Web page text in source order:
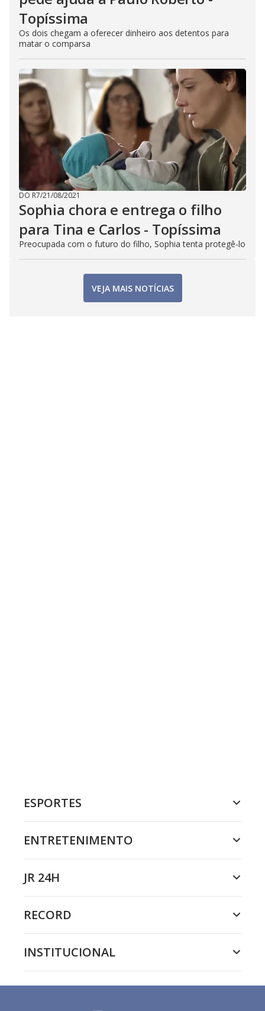
Topíssima
Os dois chegam a oferecer dinheiro aos detentos para
matar o comparsa
DO R7/21/08/2021
Sophia chora e entrega o filho
para Tina e Carlos - Topíssima
Preocupada com o futuro do filho, Sophia tenta protegê-lo
VEJA MAIS NOTÍCIAS
ESPORTES
ENTRETENIMENTO
JR 24H
RECORD
INSTITUCIONAL